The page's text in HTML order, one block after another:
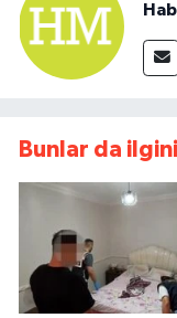
Bunlar da